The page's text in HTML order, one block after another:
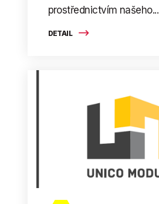
DETAIL
prostřednictvím našeho...